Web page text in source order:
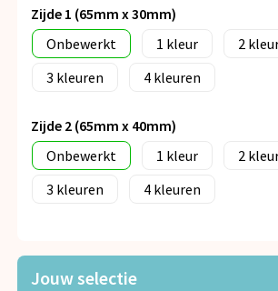
Zijde 1 (65mm x 30mm)
Onbewerkt
1
2
3
4
Zijde 2 (65mm x 40mm)
Onbewerkt
1
2
3
4
Jouw selectie